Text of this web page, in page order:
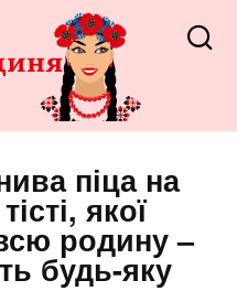
піца на
якої
родину –
будь-яку